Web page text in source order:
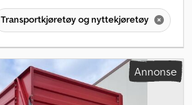
Transportkjøretøy og nyttekjøretøy
Annonse